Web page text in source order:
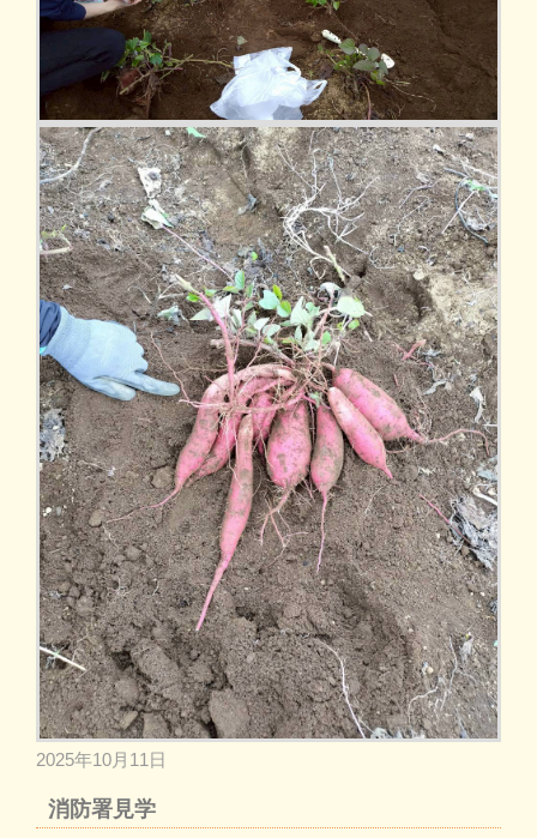
2025年10月11日
消防署見学